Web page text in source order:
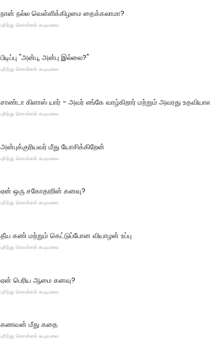
நான் நல்ல வெள்ளிக்கிழமை தைக்கலாமா?
புரிந்து கொள்ளக் கூடியவை
பிடிப்பு "அன்பு, அன்பு இல்லை?"
புரிந்து கொள்ளக் கூடியவை
சாண்டா கிளாஸ் யார் - அவர் எங்கே வாழ்கிறார் மற்றும் அவரது
புரிந்து கொள்ளக் கூடியவை
அன்புக்குரியவர் மீது யோசிக்கிறேன்
புரிந்து கொள்ளக் கூடியவை
ஏன் ஒரு சகோதரரின் கனவு?
புரிந்து கொள்ளக் கூடியவை
தீய கண் மற்றும் கெட்டுப்போன வியாழன் உப்பு
புரிந்து கொள்ளக் கூடியவை
ஏன் பெரிய ஆமை கனவு?
புரிந்து கொள்ளக் கூடியவை
கணவன் மீது கதை
புரிந்து கொள்ளக் கூடியவை